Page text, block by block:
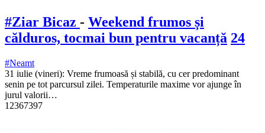
#Ziar Bicaz - Weekend frumos și
călduros, tocmai bun pentru vacanță 24
#Neamt
31 iulie (vineri): Vreme frumoasă și stabilă, cu cer predominant
senin pe tot parcursul zilei. Temperaturile maxime vor ajunge în
jurul valorii…
12367397